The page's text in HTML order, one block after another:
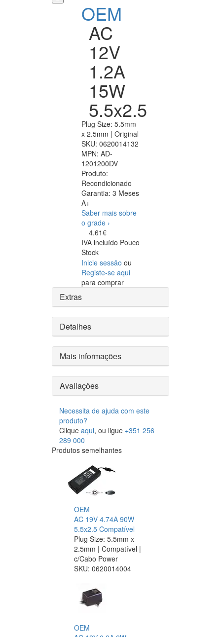
OEM
AC
12V
1.2A
15W
5.5x2.5
Plug Size: 5.5mm
x 2.5mm | Original
SKU: 0620014132
MPN: AD-
1201200DV
Produto:
Recondicionado
Garantia: 3 Meses
A+
Saber mais sobre
o grade ›
4.61€
IVA incluído Pouco
Stock
Inicie sessão ou
Registe-se aqui
para comprar
Extras
Detalhes
Mais informações
Avaliações
Necessita de ajuda com este
produto?
Clique aqui, ou ligue +351 256
289 000
Produtos semelhantes
OEM
AC 19V 4.74A 90W
5.5x2.5 Compatível
Plug Size: 5.5mm x
2.5mm | Compatível |
c/Cabo Power
SKU: 0620014004
OEM